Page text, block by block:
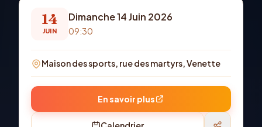
14
JUIN
Dimanche 14 Juin 2026
09:30
Maison des sports, rue des martyrs, Venette
En savoir plus